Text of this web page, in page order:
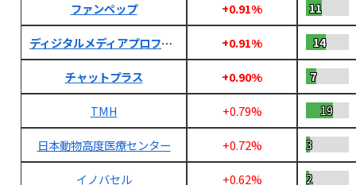
ファンペップ +0.91% 11
ディジタルメディアプロフェッショナル +0.91% 14
チャットプラス +0.90% 7
TMH +0.79% 19
日本動物高度医療センター +0.72% 3
イノバセル +0.62% 2